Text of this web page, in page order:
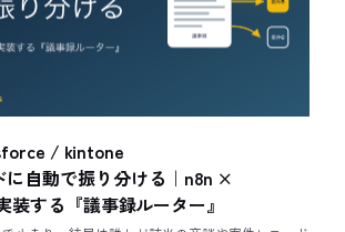
/ kintone
に自動で振り分ける｜n8n ×
装する『議事録ルーター』